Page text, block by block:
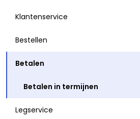
Klantenservice
Bestellen
Betalen
Betalen in termijnen
Legservice